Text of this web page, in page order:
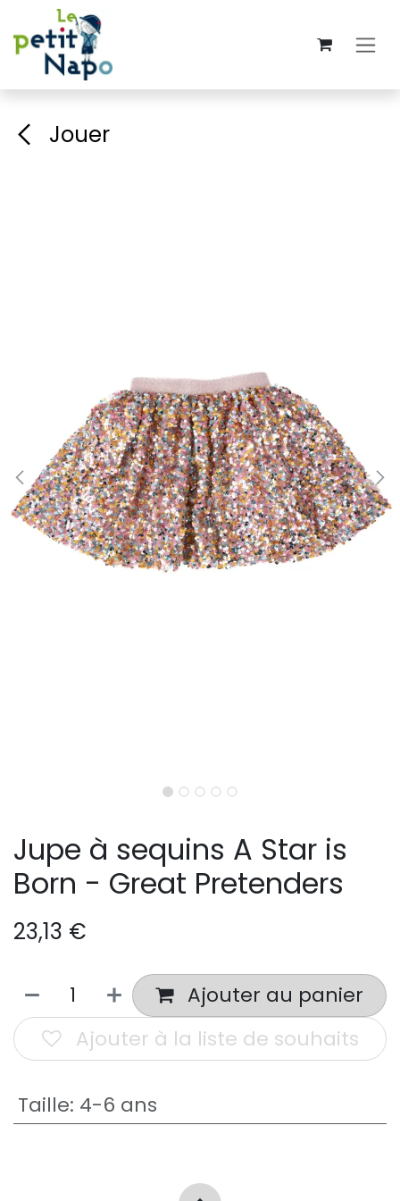
Se rendre au contenu
Jouer
Jupe à sequins A Star is
Born - Great Pretenders
23,13 €
Ajouter au panier
Ajouter à la liste de souhaits
Taille: 4-6 ans